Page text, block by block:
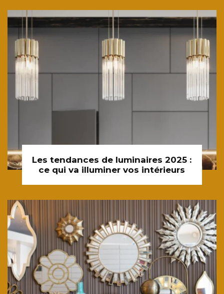
Les tendances de luminaires 2025 :
ce qui va illuminer vos intérieurs